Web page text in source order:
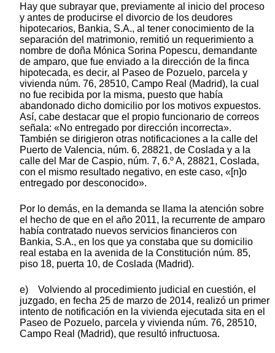
Hay que subrayar que, previamente al inicio del proceso
y antes de producirse el divorcio de los deudores
hipotecarios, Bankia, S.A., al tener conocimiento de la
separación del matrimonio, remitió un requerimiento a
nombre de doña Mónica Sorina Popescu, demandante
de amparo, que fue enviado a la dirección de la finca
hipotecada, es decir, al Paseo de Pozuelo, parcela y
vivienda núm. 76, 28510, Campo Real (Madrid), la cual
no fue recibida por la misma, puesto que había
abandonado dicho domicilio por los motivos expuestos.
Así, cabe destacar que el propio funcionario de correos
señala: «No entregado por dirección incorrecta».
También se dirigieron otras notificaciones a la calle del
Puerto de Valencia, núm. 6, 28821, de Coslada y a la
calle del Mar de Caspio, núm. 7, 6.º A, 28821, Coslada,
con el mismo resultado negativo, en este caso, «[n]o
entregado por desconocido».
Por lo demás, en la demanda se llama la atención sobre
el hecho de que en el año 2011, la recurrente de amparo
había contratado nuevos servicios financieros con
Bankia, S.A., en los que ya constaba que su domicilio
real estaba en la avenida de la Constitución núm. 85,
piso 18, puerta 10, de Coslada (Madrid).
e) Volviendo al procedimiento judicial en cuestión, el
juzgado, en fecha 25 de marzo de 2014, realizó un primer
intento de notificación en la vivienda ejecutada sita en el
Paseo de Pozuelo, parcela y vivienda núm. 76, 28510,
Campo Real (Madrid), que resultó infructuosa.